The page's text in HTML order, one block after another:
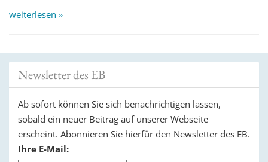
weiterlesen »
Newsletter des EB
Ab sofort können Sie sich benachrichtigen lassen,
sobald ein neuer Beitrag auf unserer Webseite
erscheint. Abonnieren Sie hierfür den Newsletter des EB.
Ihre E-Mail: